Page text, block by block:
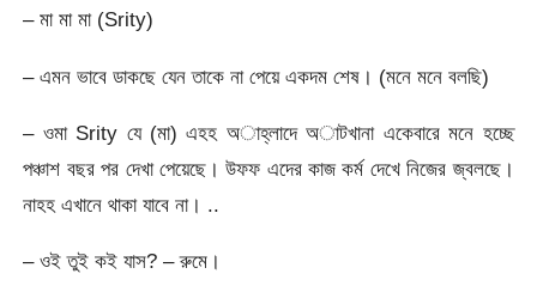
– মা মা মা (Srity)
– এমন ভাবে ডাকছে যেন তাকে না পেয়ে একদম শেষ। (মনে মনে বলছি)
– ওমা Srity যে (মা) এহহ অাহ্লাদে অাটখানা একেবারে মনে হচ্ছে
পঞ্চাশ বছর পর দেখা পেয়েছে। উফফ এদের কাজ কর্ম দেখে নিজের জ্বলছে।
নাহহ এখানে থাকা যাবে না। ..
– ওই তুই কই যাস? – রুমে।